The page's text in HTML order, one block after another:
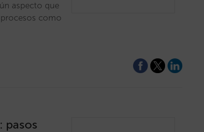
aspecto que
como
pasos